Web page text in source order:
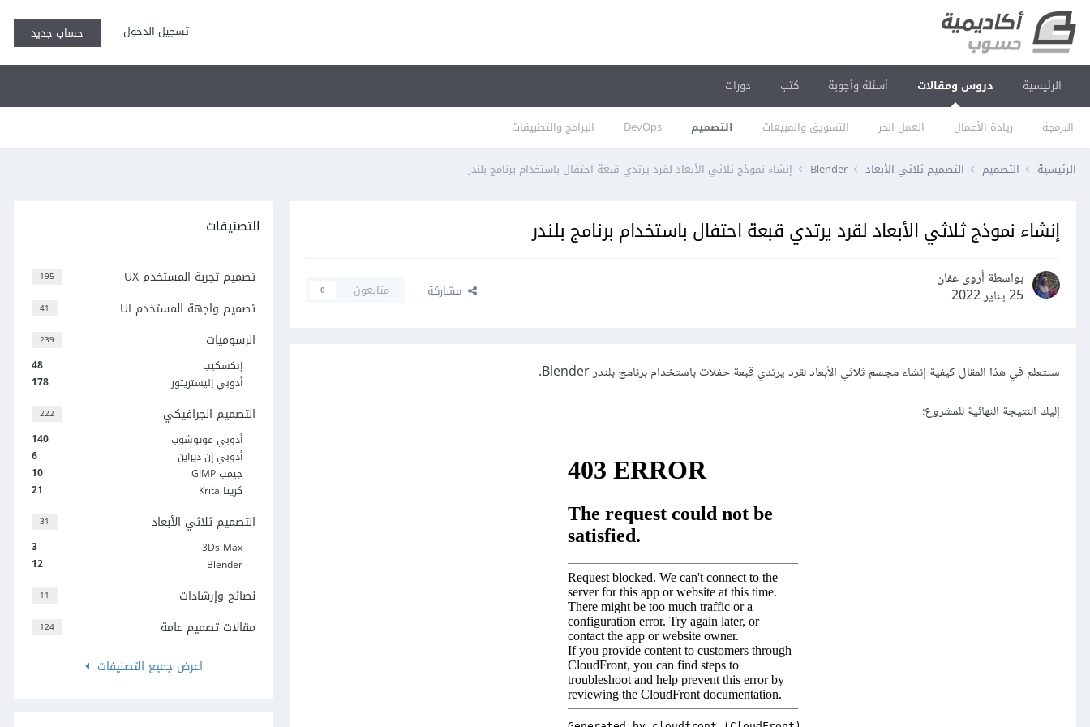
تسجيل الدخول حساب جديد
الرئيسية دروس ومقالات
البرمجة ريادة الأعمال العمل الحر التسويق والمبيعات التصميم DevOps البرامج والتطبيقات
أسئلة وأجوبة كتب دورات
الرئيسية التصميم التصميم ثلاثي الأبعاد Blender إنشاء نموذج ثلاثي اﻷبعاد لقرد يرتدي قبعة احتفال باستخدام برنامج بلندر
إنشاء نموذج ثلاثي اﻷبعاد لقرد يرتدي قبعة احتفال باستخدام برنامج بلندر
بواسطة أروى عفان
25 يناير 2022
مشاركة متابعون 0
سنتعلم في هذا المقال كيفية إنشاء مجسم ثلاثي الأبعاد لقرد يرتدي قبعة حفلات باستخدام برنامج بلندر Blender.
إليك النتيجة النهائية للمشروع:
التصنيفات
195 تصميم تجربة المستخدم UX
41 تصميم واجهة المستخدم UI
239 الرسوميات
48
إنكسكيب
178
أدوبي إليستريتور
222 التصميم الجرافيكي
140
أدوبي فوتوشوب
6
أدوبي إن ديزاين
10
جيمب GIMP
21
كريتا Krita
31 التصميم ثلاثي الأبعاد
3
3Ds Max
12
Blender
11 نصائح وإرشادات
124
مقالات تصميم عامة
اعرض جميع التصنيفات